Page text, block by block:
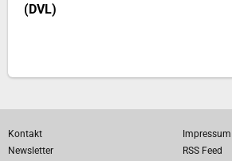
(DVL)
Kontakt
Impressum
Newsletter
RSS Feed